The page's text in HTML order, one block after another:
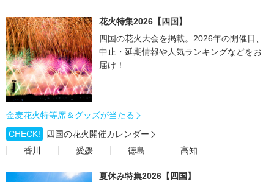
花火特集2026【四国】
四国の花火大会を掲載。2026年の開催日、
中止・延期情報や人気ランキングなどをお
届け！
金麦花火特等席＆グッズが当たる
CHECK!
四国の花火開催カレンダー
香川
愛媛 徳島 高知
夏休み特集2026【四国】